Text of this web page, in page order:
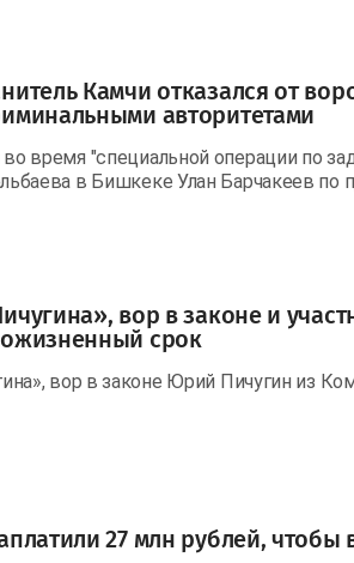
Камчи отказался от
авторитетами
время "специальной операции по
в Бишкеке Улан Барчакеев по
вор в законе и
срок
вор в законе Юрий Пичугин из
27 млн рублей, чтобы